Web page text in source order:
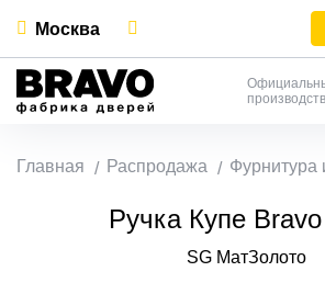
Москва
Главная Распродажа Фурнитура
Ручка Купе
SG МатЗолото